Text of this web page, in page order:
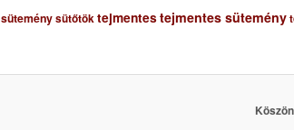
süteménysütőtöktejmentestejmentes sütemény